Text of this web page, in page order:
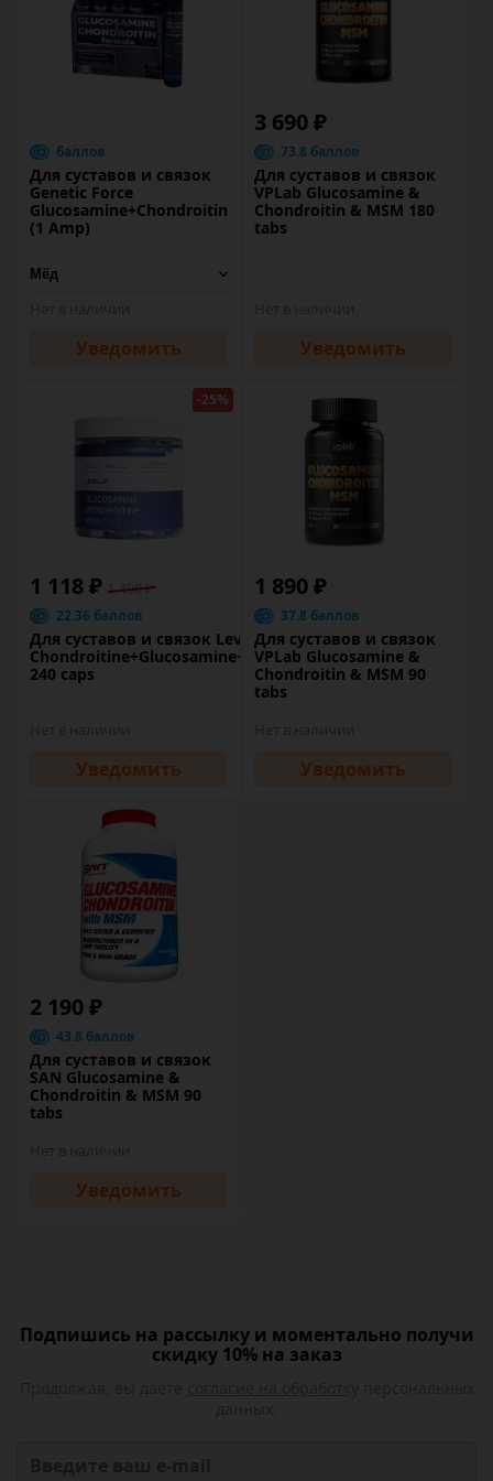
баллов
Для суставов и связок
Genetic Force
Glucosamine+Chondroitin
(1 Amp)
Уведомить
3 690 ₽
73.8 баллов
Для суставов и связок
VPLab Glucosamine &
Chondroitin & MSM 180
tabs
Уведомить
-25%
1 118 ₽ 1 490 ₽
22.36 баллов
Для суставов и связок LevelUp
Chondroitine+Glucosamine+MSM
240 caps
Уведомить
1 890 ₽
37.8 баллов
Для суставов и связок
VPLab Glucosamine &
Chondroitin & MSM 90
tabs
Уведомить
2 190 ₽
43.8 баллов
Для суставов и связок
SAN Glucosamine &
Chondroitin & MSM 90
tabs
Уведомить
Подпишись на рассылку и моментально получи
скидку 10% на заказ